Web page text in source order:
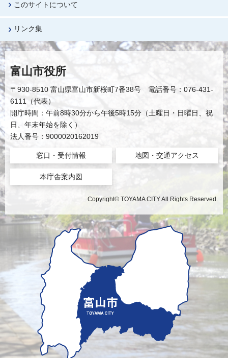
このサイトについて
リンク集
富山市役所
〒930-8510 富山県富山市新桜町7番38号 電話番号：076-431-
6111（代表）
開庁時間：午前8時30分から午後5時15分（土曜日・日曜日、祝
日、年末年始を除く）
法人番号：9000020162019
窓口・受付情報 地図・交通アクセス
本庁舎案内図
Copyright© TOYAMA CITY All Rights Reserved.